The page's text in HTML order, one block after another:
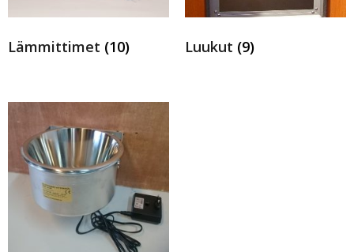
Lämmittimet (10) Luukut (9)